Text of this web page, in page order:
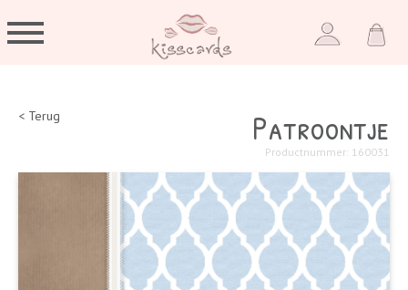
< Terug Patroontje
Productnummer: 160031